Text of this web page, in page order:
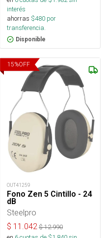
interés
ahorras $480 por
transferencia.
Disponible
15%OFF
OUT41259
Fono Zen 5 Cintillo - 24
dB
Steelpro
$ 11.042 $12.990